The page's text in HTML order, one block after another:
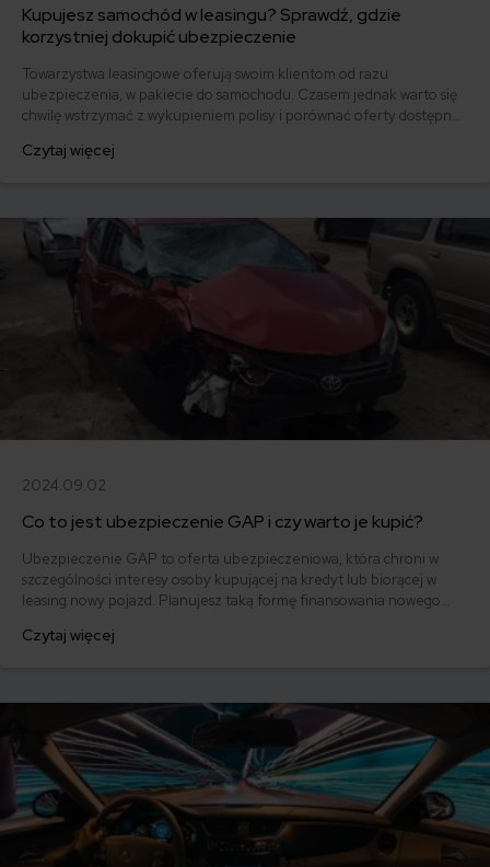
Kupujesz samochód w leasingu? Sprawdź, gdzie
korzystniej dokupić ubezpieczenie
Towarzystwa leasingowe oferują swoim klientom od razu
ubezpieczenia, w pakiecie do samochodu. Czasem jednak warto się
chwilę wstrzymać z wykupieniem polisy i porównać oferty dostępne
Podpowiadamy, jak ubezpieczyć samochód w leasingu.
Czytaj więcej
2024.09.02
Co to jest ubezpieczenie GAP i czy warto je kupić?
Ubezpieczenie GAP to oferta ubezpieczeniowa, która chroni w
szczególności interesy osoby kupującej na kredyt lub biorącej w
leasing nowy pojazd. Planujesz taką formę finansowania nowego
ewentualnymi zdarzeniami losowymi?
Czytaj więcej